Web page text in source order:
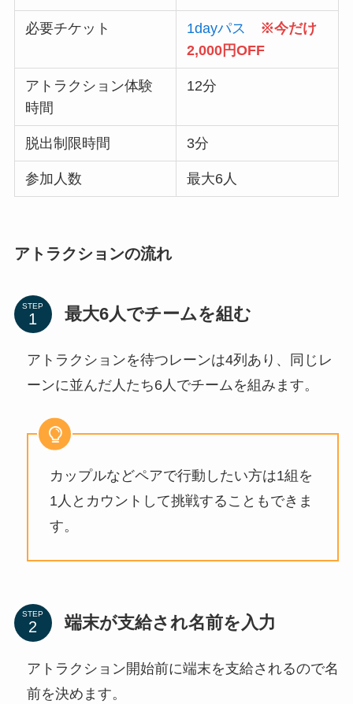
必要チケット 1dayパス
※今だけ
2,000円OFF
アトラクション体験
時間
12分
脱出制限時間 3分
参加人数 最大6人
アトラクションの流れ
STEP 最大6人でチームを組む
アトラクションを待つレーンは4列あり、同じレ
ーンに並んだ人たち6人でチームを組みます。
カップルなどペアで行動したい方は1組を
1人とカウントして挑戦することもできま
す。
STEP 端末が支給され名前を入力
アトラクション開始前に端末を支給されるので名
前を決めます。